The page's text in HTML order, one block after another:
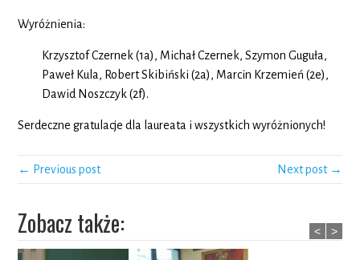
Wyróżnienia:
Krzysztof Czernek (1a), Michał Czernek, Szymon Guguła,
Paweł Kula, Robert Skibiński (2a), Marcin Krzemień (2e),
Dawid Noszczyk (2f).
Serdeczne gratulacje dla laureata i wszystkich wyróżnionych!
← Previous post Next post →
Zobacz także: < >